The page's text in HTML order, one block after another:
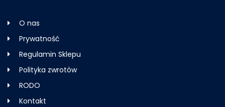
O nas
Prywatność
Regulamin Sklepu
Polityka zwrotów
RODO
Kontakt